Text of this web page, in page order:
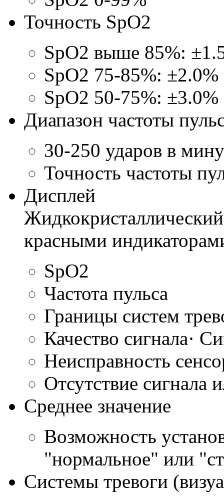
Точность SpO2
SpO2 выше 85%:
SpO2 75-85%: ±2.0%
SpO2 50-75%: ±3.0%
Диапазон частоты
30-250 ударов в
Точность частоты
Дисплей
красными
SpO2
Частота пульса
Границы систем
Качество сигнала·
Неисправность
Отсутствие сигнала
Среднее значение
Возможность
"нормальное" или
Системы тревоги